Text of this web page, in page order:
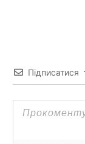
Підписатися